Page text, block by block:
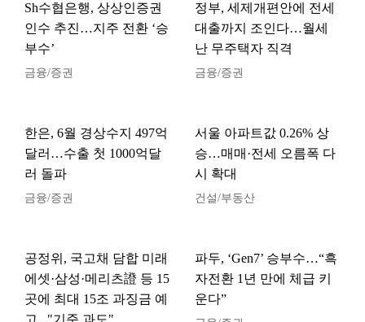
Sh수협은행, 상상인증권
인수 추진…지주 전환 ‘승
부수’
금융/증권
정부, 세제개편안에 전세
대출까지 조인다…월세
난 무주택자 직격
금융/증권
한은, 6월 경상수지 497억
달러…수출 첫 1000억달
러 돌파
금융/증권
서울 아파트값 0.26% 상
승…매매·전세 오름폭 다
시 확대
건설/부동산
공정위, 국고채 담합 미래
에셋·삼성·메리츠證 등 15
곳에 최대 15조 과징금 예
고..."기준 과도"
파두, ‘Gen7’ 승부수…“흑
자전환 1년 만에 체급 키
운다”